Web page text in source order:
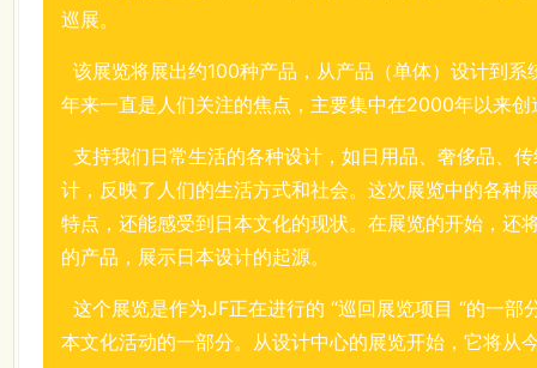
巡展。
该展览将展出约100种产品，从产品（单体）设计到
年来一直是人们关注的焦点，主要集中在2000年以来创
支持我们日常生活的各种设计，如日用品、奢侈品、
计，反映了人们的生活方式和社会。这次展览中的各种
特点，还能感受到日本文化的现状。在展览的开始，还
的产品，展示日本设计的起源。
这个展览是作为JF正在进行的 “巡回展览项目 “的一
本文化活动的一部分。从设计中心的展览开始，它将从